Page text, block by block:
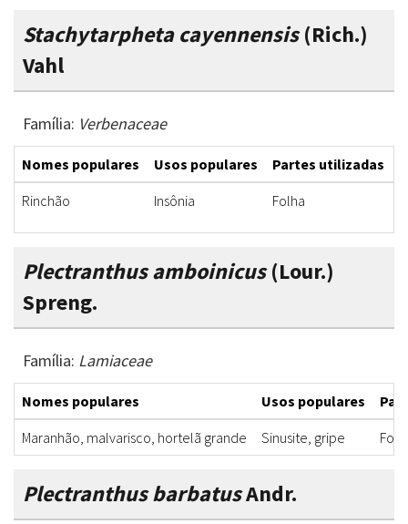
Stachytarpheta cayennensis(Rich.)
Vahl
Família: Verbenaceae
Nomes populares Usos populares Partes utilizadas
Rinchão
Insônia Folha
Plectranthus amboinicus(Lour.)
Spreng.
Família: Lamiaceae
Nomes populares Usos populares
Maranhão, malvarisco, hortelã grande
Sinusite, gripe
Plectranthus barbatusAndr.